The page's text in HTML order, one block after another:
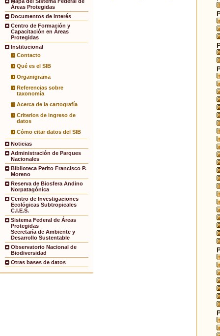
Mapa del Sistema Federal de
Áreas Protegidas
Documentos de interés
Centro de Formación y
Capacitación en Áreas
Protegidas
Institucional
Contacto
Qué es el SIB
Organigrama
Referencias sobre
taxonomía
Acerca de la cartografía
Criterios de ingreso de
datos
Cómo citar datos del SIB
Noticias
Administración de Parques
Nacionales
Biblioteca Perito Francisco P.
Moreno
Reserva de Biosfera Andino
Norpatagónica
Centro de Investigaciones
Ecológicas Subtropicales
C.I.E.S.
Sistema Federal de Áreas
Protegidas
Secretaría de Ambiente y
Desarrollo Sustentable
Observatorio Nacional de
Biodiversidad
Otras bases de datos